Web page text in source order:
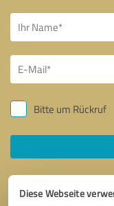
Diese Webseite
Bitte um Rückruf
Ich stimme den